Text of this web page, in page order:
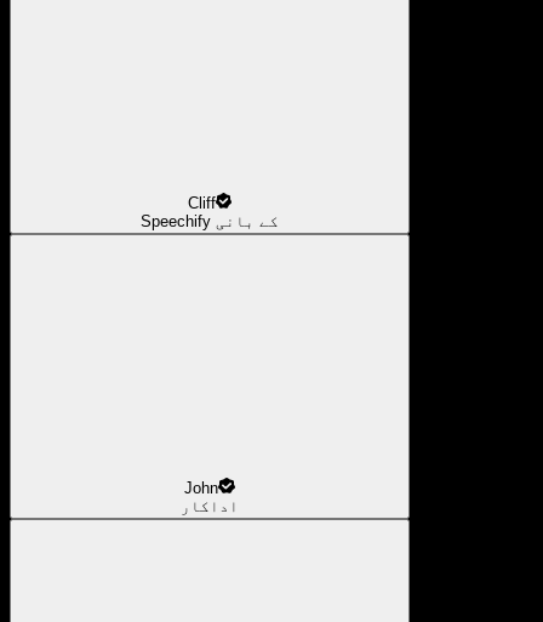
Cliff
Speechify کے بانی
John
اداکار